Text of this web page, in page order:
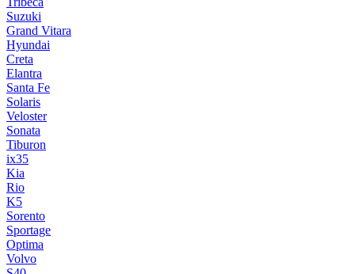
Suzuki
Grand Vitara
Hyundai
Creta
Elantra
Santa Fe
Solaris
Veloster
Sonata
Tiburon
ix35
Kia
Rio
K5
Sorento
Sportage
Optima
Volvo